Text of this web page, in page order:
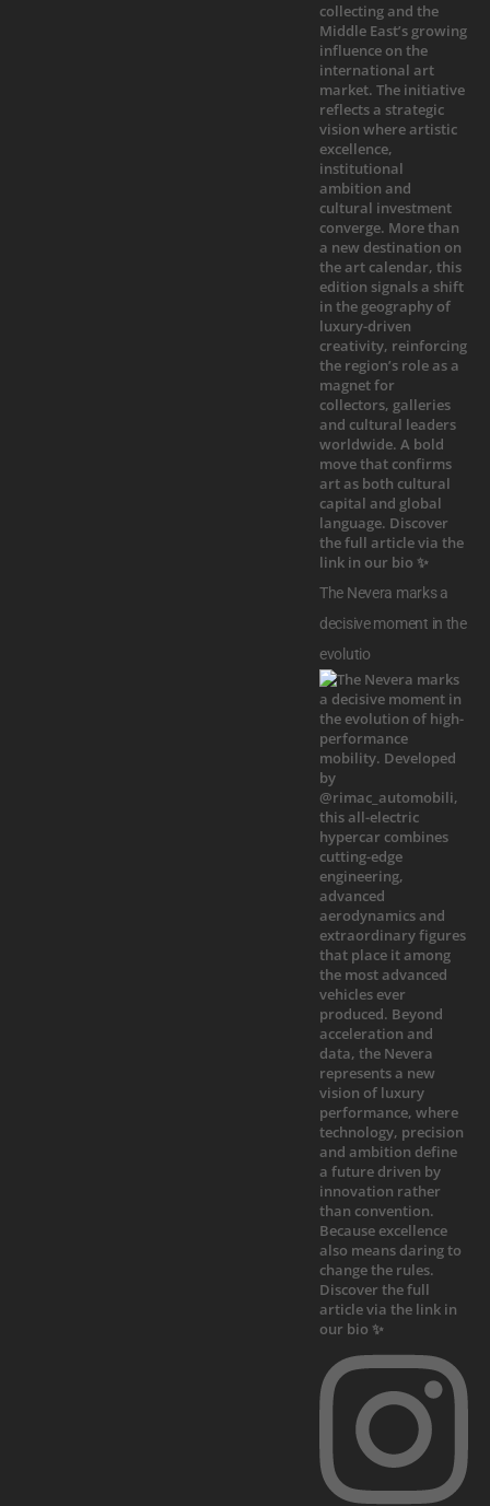
The Nevera marks a
decisive moment in the
evolutio